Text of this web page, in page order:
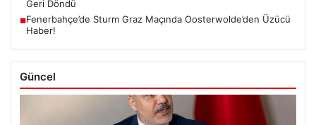
Geri Döndü
■Fenerbahçe’de Sturm Graz Maçında Oosterwolde’den Üzücü
Haber!
Güncel